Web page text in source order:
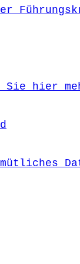
Sie hier